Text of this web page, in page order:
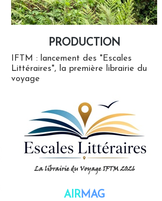
PRODUCTION
IFTM : lancement des "Escales
Littéraires", la première librairie du
voyage
AIRMAG